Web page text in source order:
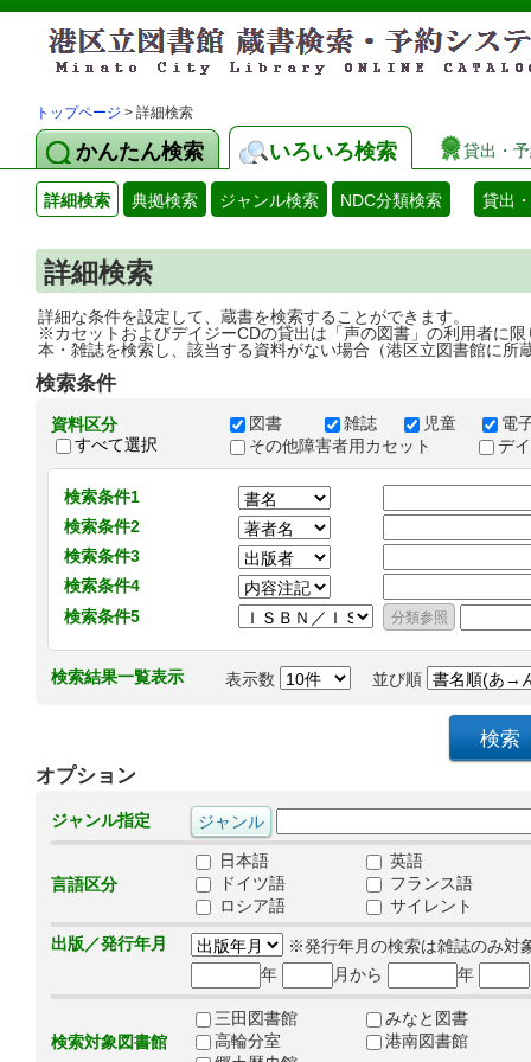
トップページ > 詳細検索
かんたん検索 いろいろ検索 貸出・
詳細検索 典拠検索 ジャンル検索 NDC分類検索 貸出
詳細検索
詳細な条件を設定して、蔵書を検索することができます。
※カセットおよびデイジーCDの貸出は「声の図書」の利用者に限
本・雑誌を検索し、該当する資料がない場合（港区立図書館に所
検索条件
資料区分
すべて選択
図書 雑誌 児童
電
その他障害者用カセット
デ
検索条件1
検索条件2
検索条件3
検索条件4
検索条件5
検索結果一覧表示 表示数 並び順
オプション
ジャンル指定
言語区分
日本語
英語
ドイツ語
フランス語
ロシア語
サイレント
出版／発行年月
※発行年月の検索は雑誌のみ対
年
月から 年
検索対象図書館
三田図書館
みなと図書
高輪分室
港南図書館